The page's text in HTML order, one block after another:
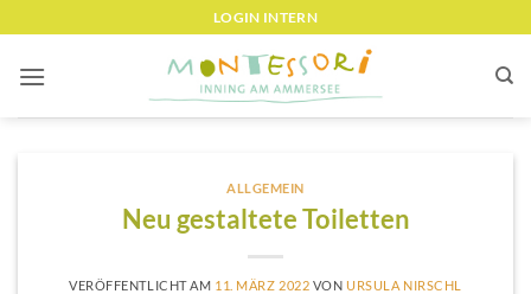
springen
LOGIN INTERN
ALLGEMEIN
Neu gestaltete Toiletten
VERÖFFENTLICHT AM 11. MÄRZ 2022 VONURSULA NIRSCHL